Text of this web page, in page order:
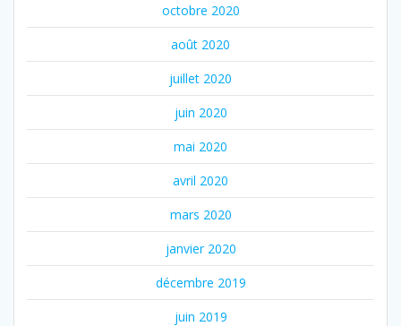
octobre 2020
août 2020
juillet 2020
juin 2020
mai 2020
avril 2020
mars 2020
janvier 2020
décembre 2019
juin 2019